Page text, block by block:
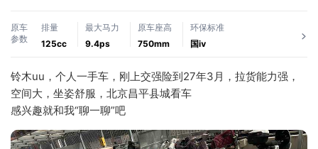
原车
参数
排量
125cc
最大马力
9.4ps
原车座高
750mm
环保标准
国ⅳ
铃木uu，个人一手车，刚上交强险到27年3月，拉货能力强，
空间大，坐姿舒服，北京昌平县城看车
感兴趣就和我“聊一聊”吧